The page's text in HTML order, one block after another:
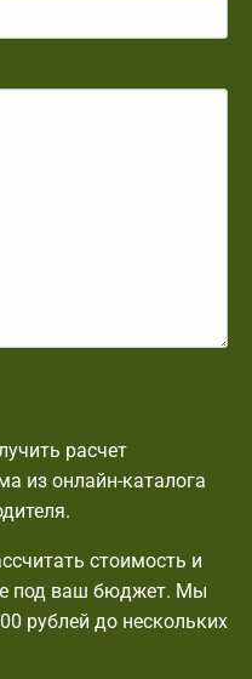
расчет
из онлайн-каталога
стоимость и
под ваш бюджет. Мы
рублей до нескольких